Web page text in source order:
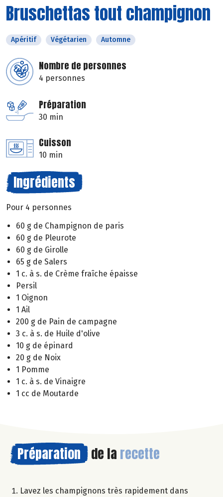
Bruschettas tout champignon
Apéritif Végétarien Automne
Nombre de personnes
4 personnes
Préparation
30 min
Cuisson
10 min
Ingrédients
Pour 4 personnes
60 g de Champignon de paris
60 g de Pleurote
60 g de Girolle
65 g de Salers
1 c. à s. de Crème fraîche épaisse
Persil
1 Oignon
1 Ail
200 g de Pain de campagne
3 c. à s. de Huile d'olive
10 g de épinard
20 g de Noix
1 Pomme
1 c. à s. de Vinaigre
1 cc de Moutarde
Préparation de la recette
Lavez les champignons très rapidement dans